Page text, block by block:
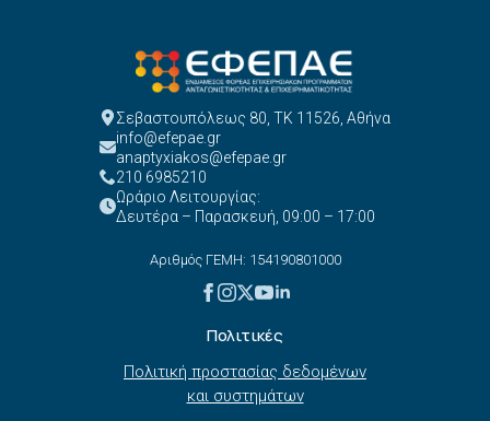
Σεβαστουπόλεως 80, ΤΚ 11526, Αθήνα
info@efepae.gr
anaptyxiakos@efepae.gr
210 6985210
Ωράριο Λειτουργίας:
Δευτέρα – Παρασκευή, 09:00 – 17:00
Αριθμός ΓΕΜΗ: 154190801000
Πολιτικές
Πολιτική προστασίας δεδομένων
και συστημάτων